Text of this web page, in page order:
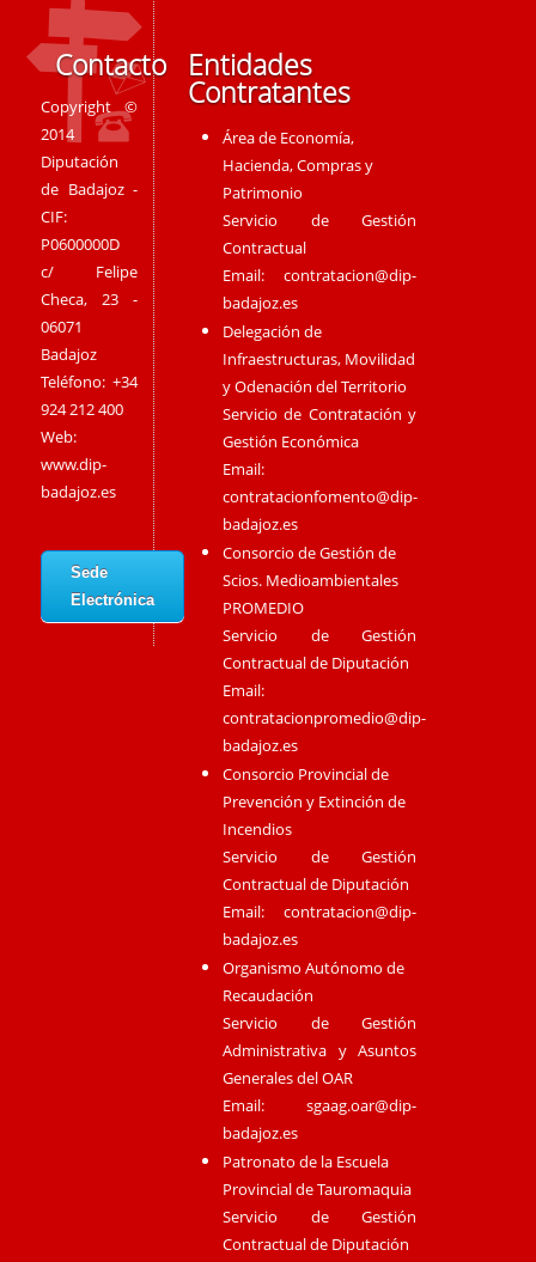
Contacto
Copyright ©
2014
Diputación
de Badajoz -
CIF:
P0600000D
c/ Felipe
Checa, 23 -
06071
Badajoz
Teléfono: +34
924 212 400
Web:
www.dip-
badajoz.es
Sede
Electrónica
Entidades
Contratantes
Área de Economía,
Hacienda, Compras y
Patrimonio
Servicio de Gestión
Contractual
Email:contratacion@dip-
badajoz.es
Delegación de
Infraestructuras, Movilidad
y Odenación del Territorio
Servicio de Contratación y
Gestión Económica
Email:
contratacionfomento@dip-
badajoz.es
Consorcio de Gestión de
Scios. Medioambientales
PROMEDIO
Servicio de Gestión
Contractual de Diputación
Email:
contratacionpromedio@dip-
badajoz.es
Consorcio Provincial de
Prevención y Extinción de
Incendios
Servicio de Gestión
Contractual de Diputación
Email:contratacion@dip-
badajoz.es
Organismo Autónomo de
Recaudación
Servicio de Gestión
Administrativa y Asuntos
Generales del OAR
Email:sgaag.oar@dip-
badajoz.es
Patronato de la Escuela
Provincial de Tauromaquia
Servicio de Gestión
Contractual de Diputación